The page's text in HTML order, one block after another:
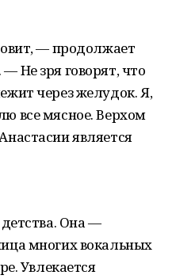
— продолжает
Не зря говорят, что
через желудок. Я,
все мясное. Верхом
является
детства. Она —
многих вокальных
Увлекается